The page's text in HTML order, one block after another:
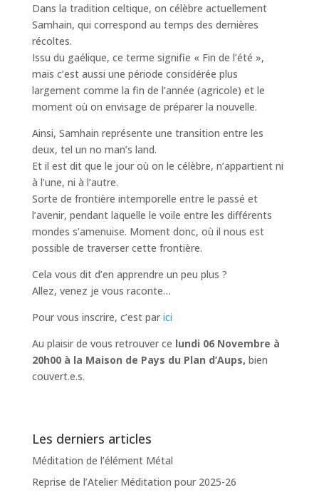
Dans la tradition celtique, on célèbre actuellement
Samhain, qui correspond au temps des dernières
récoltes.
Issu du gaélique, ce terme signifie « Fin de l’été »,
mais c’est aussi une période considérée plus
largement comme la fin de l’année (agricole) et le
moment où on envisage de préparer la nouvelle.
Ainsi, Samhain représente une transition entre les
deux, tel un no man’s land.
Et il est dit que le jour où on le célèbre, n’appartient ni
à l’une, ni à l’autre.
Sorte de frontière intemporelle entre le passé et
l’avenir, pendant laquelle le voile entre les différents
mondes s’amenuise. Moment donc, où il nous est
possible de traverser cette frontière.
Cela vous dit d’en apprendre un peu plus ?
Allez, venez je vous raconte…
Pour vous inscrire, c’est par ici
Au plaisir de vous retrouver ce lundi 06 Novembre à
20h00 à la Maison de Pays du Plan d’Aups, bien
couvert.e.s.
Les derniers articles
Méditation de l’élément Métal
Reprise de l’Atelier Méditation pour 2025-26